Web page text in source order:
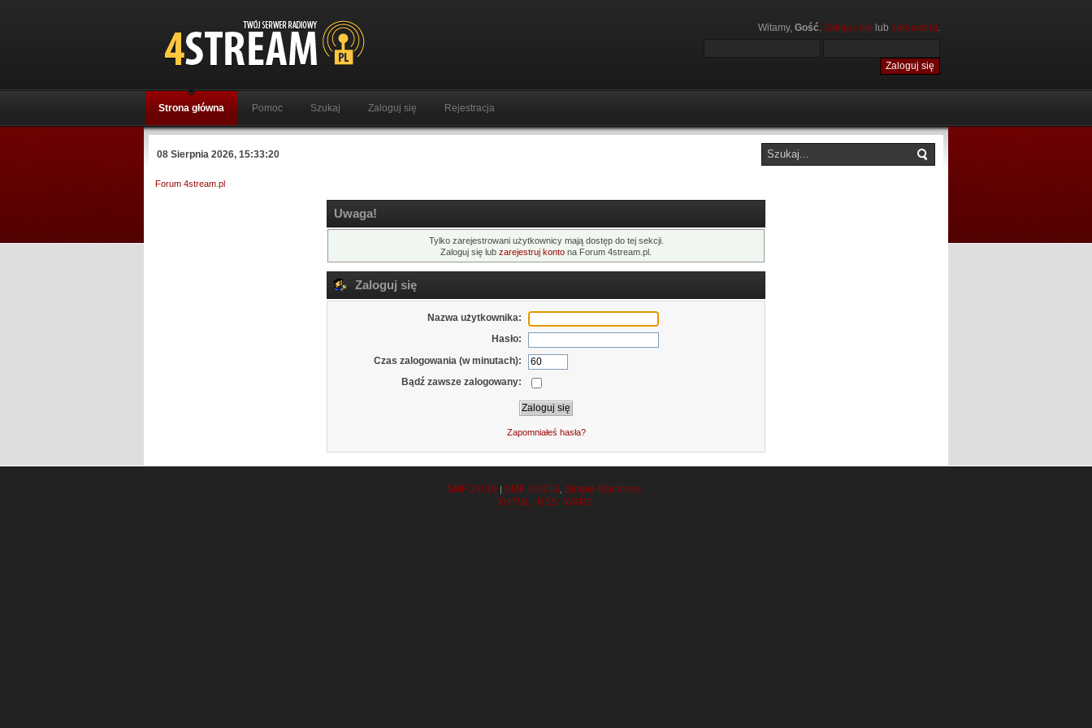
Witamy, Gość. Zaloguj się lub zarejestruj.
Strona główna Pomoc Szukaj Zaloguj się Rejestracja
08 Sierpnia 2026, 15:33:20
Forum 4stream.pl
Uwaga!
Tylko zarejestrowani użytkownicy mają dostęp do tej sekcji.
Zaloguj się lub zarejestruj konto na Forum 4stream.pl.
Zaloguj się
Nazwa użytkownika:
Hasło:
Czas zalogowania (w minutach):
Bądź zawsze zalogowany:
Zapomniałeś hasła?
SMF 2.0.19 | SMF © 2013 Simple Machines
XHTML
RSS WAP2